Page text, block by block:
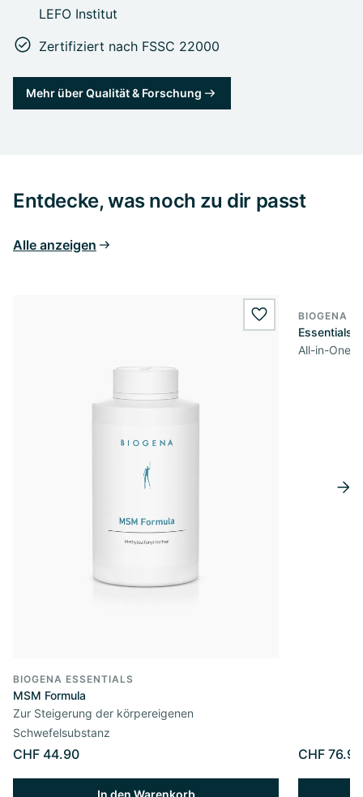
LEFO Institut
Zertifiziert nach FSSC 22000
Mehr über Qualität & Forschung
Entdecke, was noch zu dir passt
Alle anzeigen
wishlist.add
BIOGENA ESSENTIALS
MSM Formula
Zur Steigerung der körpereigenen
Schwefelsubstanz
CHF 44.90
In den Warenkorb
BIOGENA
Essentials
All-in-One
CHF 76.90